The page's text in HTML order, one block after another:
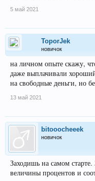
5 май 2021
ToporJek
новичок
на личном опыте скажу,
даже выплачивали
на свободные деньги, но
13 май 2021
bitooocheeek
новичок
Заходишь на самом
величины процентов и